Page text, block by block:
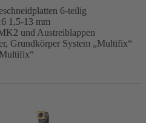
6-teilig
1,5-13 mm
und Austreiblappen
Grundkörper System „Multifix“